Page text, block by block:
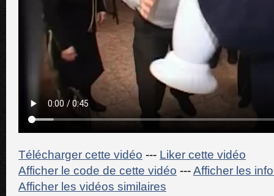
Télécharger cette vidéo --- Liker cette vidéo
Afficher le code de cette vidéo ---Afficher les
Afficher les vidéos similaires